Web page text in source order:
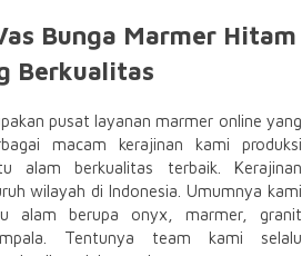
Bunga Marmer Hitam
Berkualitas
pusat layanan marmer online yang
macam kerajinan kami produksi
alam berkualitas terbaik. Kerajinan
wilayah di Indonesia. Umumnya kami
alam berupa onyx, marmer, granit
Tentunya team kami selalu